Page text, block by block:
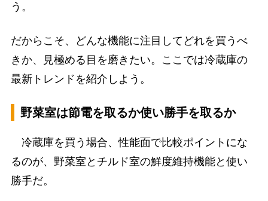
う。
だからこそ、どんな機能に注目してどれを買うべ
きか、見極める目を磨きたい。ここでは冷蔵庫の
最新トレンドを紹介しよう。
野菜室は節電を取るか使い勝手を取るか
冷蔵庫を買う場合、性能面で比較ポイントにな
るのが、野菜室とチルド室の鮮度維持機能と使い
勝手だ。